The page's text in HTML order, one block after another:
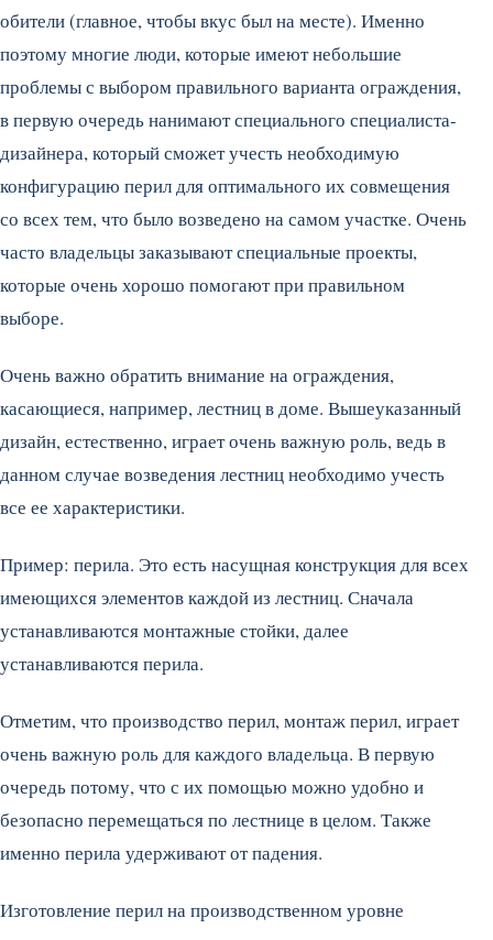
обители (главное, чтобы вкус был на месте). Именно
поэтому многие люди, которые имеют небольшие
проблемы с выбором правильного варианта ограждения,
в первую очередь нанимают специального специалиста-
дизайнера, который сможет учесть необходимую
конфигурацию перил для оптимального их совмещения
со всех тем, что было возведено на самом участке. Очень
часто владельцы заказывают специальные проекты,
которые очень хорошо помогают при правильном
выборе.
Очень важно обратить внимание на ограждения,
касающиеся, например, лестниц в доме. Вышеуказанный
дизайн, естественно, играет очень важную роль, ведь в
данном случае возведения лестниц необходимо учесть
все ее характеристики.
Пример: перила. Это есть насущная конструкция для всех
имеющихся элементов каждой из лестниц. Сначала
устанавливаются монтажные стойки, далее
устанавливаются перила.
Отметим, что производство перил, монтаж перил, играет
очень важную роль для каждого владельца. В первую
очередь потому, что с их помощью можно удобно и
безопасно перемещаться по лестнице в целом. Также
именно перила удерживают от падения.
Изготовление перил на производственном уровне